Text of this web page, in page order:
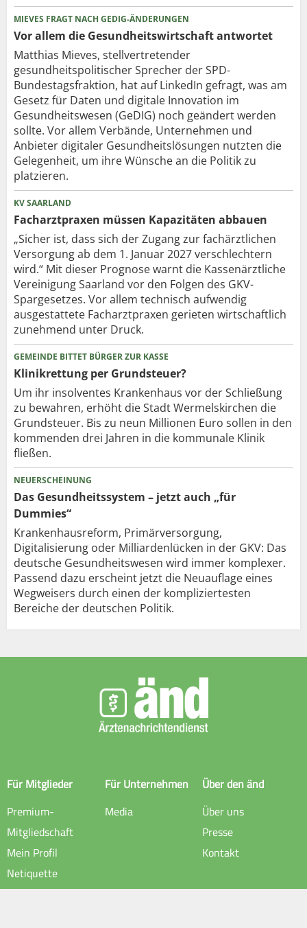
MIEVES FRAGT NACH GEDIG-ÄNDERUNGEN
Vor allem die Gesundheits­wirtschaft antwortet
Matthias Mieves, stellvertretender
gesundheitspolitischer Sprecher der SPD-
Bundestagsfraktion, hat auf LinkedIn gefragt, was am
Gesetz für Daten und digitale Innovation im
Gesundheitswesen (GeDIG) noch geändert werden
sollte. Vor allem Verbände, Unternehmen und
Anbieter digitaler Gesundheitslösungen nutzten die
Gelegenheit, um ihre Wünsche an die Politik zu
platzieren.
KV SAARLAND
Facharztpraxen müssen Kapazitäten abbauen
„Sicher ist, dass sich der Zugang zur fachärztlichen
Versorgung ab dem 1. Januar 2027 verschlechtern
wird.“ Mit dieser Prognose warnt die Kassenärztliche
Vereinigung Saarland vor den Folgen des GKV-
Spargesetzes. Vor allem technisch aufwendig
ausgestattete Facharztpraxen gerieten wirtschaftlich
zunehmend unter Druck.
GEMEINDE BITTET BÜRGER ZUR KASSE
Klinikrettung per Grundsteuer?
Um ihr insolventes Krankenhaus vor der Schließung
zu bewahren, erhöht die Stadt Wermelskirchen die
Grundsteuer. Bis zu neun Millionen Euro sollen in den
kommenden drei Jahren in die kommunale Klinik
fließen.
NEUERSCHEINUNG
Das Gesundheitssystem – jetzt auch „für
Dummies“
Krankenhausreform, Primärversorgung,
Digitalisierung oder Milliardenlücken in der GKV: Das
deutsche Gesundheitswesen wird immer komplexer.
Passend dazu erscheint jetzt die Neuauflage eines
Wegweisers durch einen der kompliziertesten
Bereiche der deutschen Politik.
Für Mitglieder
Premium-
Mitgliedschaft
Mein Profil
Netiquette
Für Unternehmen
Media
Über den änd
Über uns
Presse
Kontakt
Rechtliche Hinweise